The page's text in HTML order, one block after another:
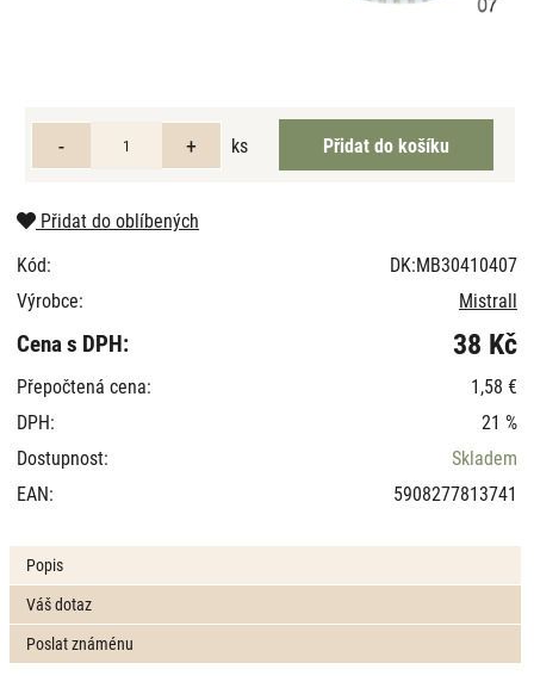
ks
Přidat do oblíbených
Kód:
DK:MB30410407
Výrobce:
Mistrall
Cena s DPH: 38 Kč
Přepočtená cena:
1,58 €
DPH:
21 %
Dostupnost:
Skladem
EAN:
5908277813741
Popis
Váš dotaz
Poslat známénu